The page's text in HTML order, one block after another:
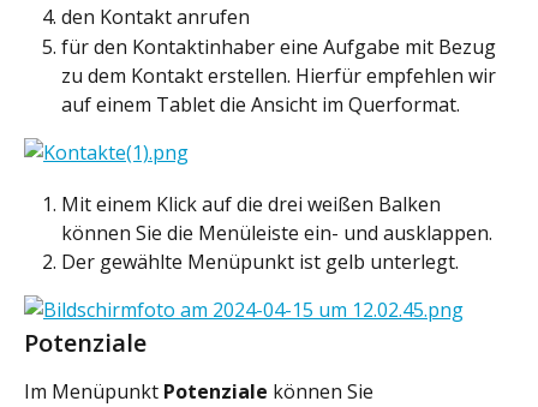
den Kontakt anrufen
für den Kontaktinhaber eine Aufgabe mit Bezug
zu dem Kontakt erstellen. Hierfür empfehlen wir
auf einem Tablet die Ansicht im Querformat.
Mit einem Klick auf die drei weißen Balken
können Sie die Menüleiste ein- und ausklappen.
Der gewählte Menüpunkt ist gelb unterlegt.
Potenziale
Im Menüpunkt Potenziale können Sie